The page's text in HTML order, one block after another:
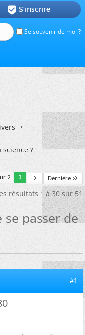
Se souvenir de moi ?
 S'inscrire
?
2 1 Dernière
résultats 1 à 30 sur 51
passer de
#1